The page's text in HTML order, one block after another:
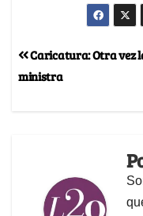
Caricatura: Otra vez
ministra